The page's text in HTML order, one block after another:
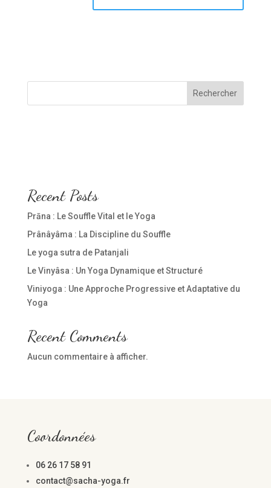
Rechercher
Recent Posts
Prāna : Le Souffle Vital et le Yoga
Prânâyâma : La Discipline du Souffle
Le yoga sutra de Patanjali
Le Vinyâsa : Un Yoga Dynamique et Structuré
Viniyoga : Une Approche Progressive et Adaptative du
Yoga
Recent Comments
Aucun commentaire à afficher.
Coordonnées
06 26 17 58 91
contact@sacha-yoga.fr